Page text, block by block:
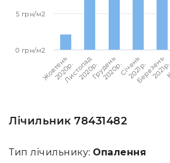
Жовтень
2020p.Листопад
2020p.Грудень
2020p.Січень
2021p.
Березень
0 грн/м2
5 грн/м2
Лічильник 78431482
Тип лічильнику: Опалення